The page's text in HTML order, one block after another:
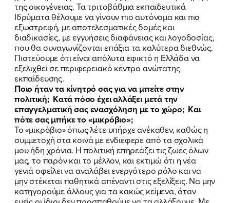
της οικογένειας. Τα τριτοβάθμια εκπαιδευτικά
Ιδρύματα θέλουμε να γίνουν πιο αυτόνομα και πιο
εξωστρεφή, με αποτελεσματικές δομές και
διαδικασίες, με εγγυήσεις διαφάνειας και λογοδοσίας,
που θα συναγωνίζονται επάξια τα καλύτερα διεθνώς.
Πιστεύουμε ότι είναι απόλυτα εφικτό η Ελλάδα να
εξελιχθεί σε περιφερειακό κέντρο ανώτατης
εκπαίδευσης.
Ποιο ήταν τα κίνητρό σας για να μπείτε στην
πολιτική; Κατά πόσο έχει αλλάξει μετά την
επαγγελματική σας ενασχόληση με το χώρο; Και
πότε σας μπήκε το «μικρόβιο»;
Το «μικρόβιο» όπως λέτε υπήρχε ανέκαθεν, καθώς η
συμμετοχή στα κοινά με ενδιέφερε από τα σχολικά
μου ήδη χρόνια. Η πολιτική επηρεάζει τις ζωές όλων
μας, το παρόν και το μέλλον, και εκτιμώ ότι η νέα
γενιά οφείλει να αναλάβει ενεργότερο ρόλο και να
μην στέκεται παθητικά απέναντι στις εξελίξεις. Να μην
κατηγορούμε άλλους για τα κακώς κείμενα, όταν